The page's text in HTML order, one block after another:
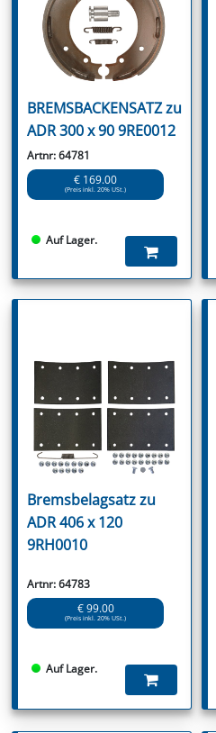
BREMSBACKENSATZ zu
ADR 300 x 90 9RE0012
Artnr: 64781
€ 169.00
(Preis inkl. 20% USt.)
Auf Lager.
Bremsbelagsatz zu
ADR 406 x 120
9RH0010
Artnr: 64783
€ 99.00
(Preis inkl. 20% USt.)
Auf Lager.